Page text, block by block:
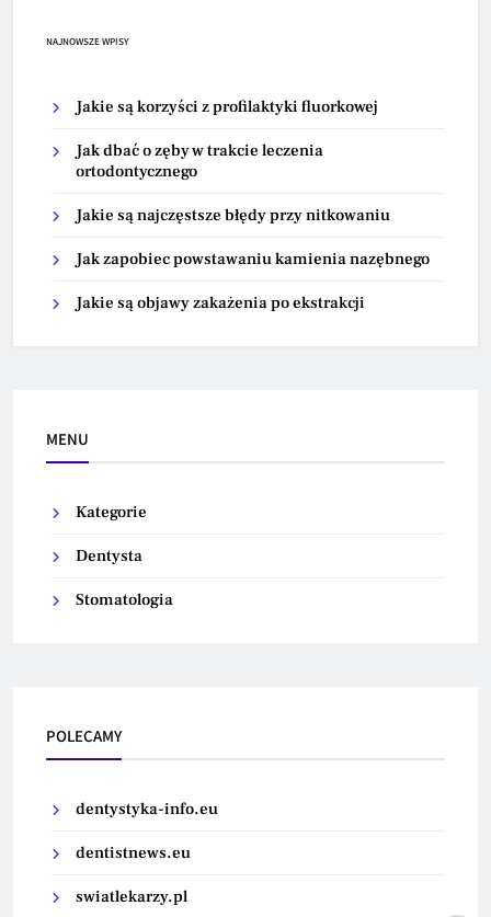
NAJNOWSZE WPISY
Jakie są korzyści z profilaktyki fluorkowej
Jak dbać o zęby w trakcie leczenia
ortodontycznego
Jakie są najczęstsze błędy przy nitkowaniu
Jak zapobiec powstawaniu kamienia nazębnego
Jakie są objawy zakażenia po ekstrakcji
MENU
Kategorie
Dentysta
Stomatologia
POLECAMY
dentystyka-info.eu
dentistnews.eu
swiatlekarzy.pl